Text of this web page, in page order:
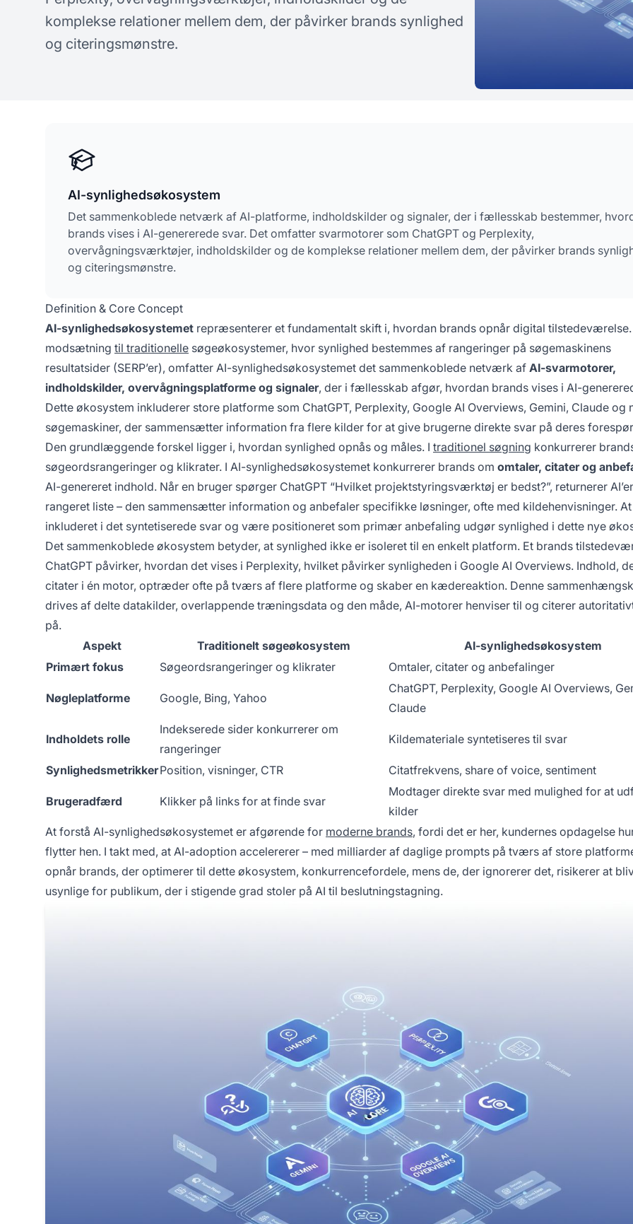
spørgsmål
komplekse relationer mellem dem, der påvirker brands synlighed
og citeringsmønstre.
AI-synlighedsøkosystem
Det sammenkoblede netværk af AI-platforme, indholdskilder og signaler, der i fællesskab bestemmer,
brands vises i AI-genererede svar. Det omfatter svarmotorer som ChatGPT og Perplexity,
overvågningsværktøjer, indholdskilder og de komplekse relationer mellem dem, der påvirker brands
og citeringsmønstre.
Definition & Core Concept
AI-synlighedsøkosystemet repræsenterer et fundamentalt skift i, hvordan brands opnår digital tilstedeværelse.
modsætning til traditionelle søgeøkosystemer, hvor synlighed bestemmes af rangeringer på søgemaskinens
resultatsider (SERP’er), omfatter AI-synlighedsøkosystemet det sammenkoblede netværk af AI-svarmotorer,
indholdskilder, overvågningsplatforme og signaler, der i fællesskab afgør, hvordan brands vises i AI-
Dette økosystem inkluderer store platforme som ChatGPT, Perplexity, Google AI Overviews, Gemini, Claude og
søgemaskiner, der sammensætter information fra flere kilder for at give brugerne direkte svar på deres
Den grundlæggende forskel ligger i, hvordan synlighed opnås og måles. I traditionel søgning konkurrerer
søgeordsrangeringer og klikrater. I AI-synlighedsøkosystemet konkurrerer brands om omtaler, citater og
AI-genereret indhold. Når en bruger spørger ChatGPT “Hvilket projektstyringsværktøj er bedst?”, returnerer
rangeret liste – den sammensætter information og anbefaler specifikke løsninger, ofte med kildehenvisninger.
inkluderet i det syntetiserede svar og være positioneret som primær anbefaling udgør synlighed i dette nye
Det sammenkoblede økosystem betyder, at synlighed ikke er isoleret til en enkelt platform. Et brands
ChatGPT påvirker, hvordan det vises i Perplexity, hvilket påvirker synligheden i Google AI Overviews. Indhold,
citater i én motor, optræder ofte på tværs af flere platforme og skaber en kædereaktion. Denne
drives af delte datakilder, overlappende træningsdata og den måde, AI-motorer henviser til og citerer
på.
Aspekt
Traditionelt søgeøkosystem
AI-synlighedsøkosystem
Primært fokus
Søgeordsrangeringer og klikrater Omtaler, citater og anbefalinger
Nøgleplatforme Google, Bing, Yahoo
ChatGPT, Perplexity, Google AI Overviews,
Claude
Indholdets rolle
Indekserede sider konkurrerer om
rangeringer
Kildemateriale syntetiseres til svar
SynlighedsmetrikkerPosition, visninger, CTR Citatfrekvens, share of voice, sentiment
Brugeradfærd Klikker på links for at finde svar
Modtager direkte svar med mulighed for at
kilder
At forstå AI-synlighedsøkosystemet er afgørende for moderne brands, fordi det er her, kundernes opdagelse
flytter hen. I takt med, at AI-adoption accelererer – med milliarder af daglige prompts på tværs af store
opnår brands, der optimerer til dette økosystem, konkurrencefordele, mens de, der ignorerer det, risikerer at
usynlige for publikum, der i stigende grad stoler på AI til beslutningstagning.